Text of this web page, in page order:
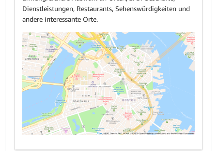
Dienstleistungen, Restaurants, Sehenswürdigkeiten und
andere interessante Orte.